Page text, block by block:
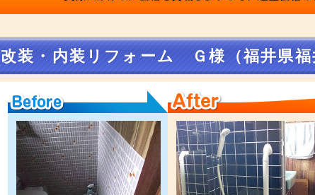
改装・内装リフォーム Ｇ様（福井県福
Before After